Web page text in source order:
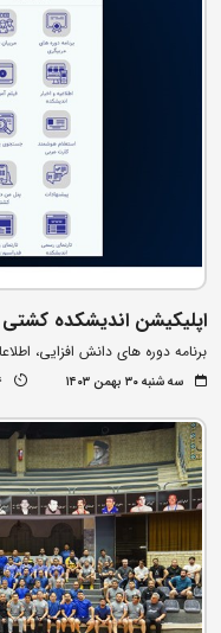
اپلیکیشن اندیشکده
برنامه دوره های دانش افزایی،
سه شنبه ۳۰ بهمن ۱۴۰۳